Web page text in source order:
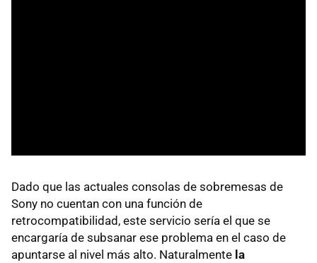
Dado que las actuales consolas de sobremesas de
Sony no cuentan con una función de
retrocompatibilidad, este servicio sería el que se
encargaría de subsanar ese problema en el caso de
apuntarse al nivel más alto. Naturalmente la